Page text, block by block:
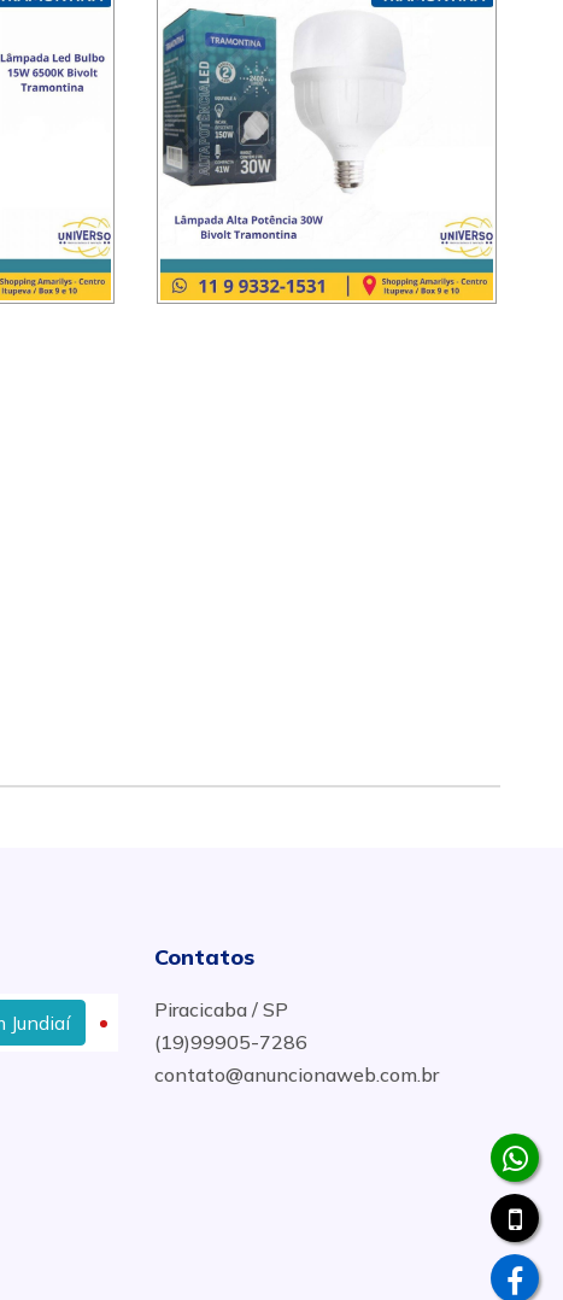
Onde Comprar Fio 10mm em Jundiaí
Contatos
Piracicaba / SP
(19)99905-7286
contato@anuncionaweb.com.br